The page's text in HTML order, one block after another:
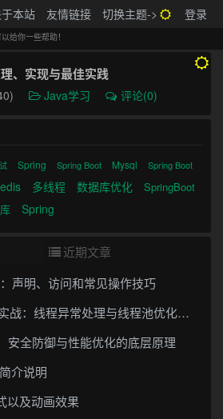
本站 友情链接 切换主题-> 登录
给你一些帮助！
、实现与最佳实践
Java学习 评论(0)
Spring Spring Boot Mysql Spring Boot
多线程 数据库优化 SpringBoot
Spring
近期文章
声明、访问和常见操作技巧
：线程异常处理与线程池优化指南
安全防御与性能优化的底层原理
介说明
以及动画效果